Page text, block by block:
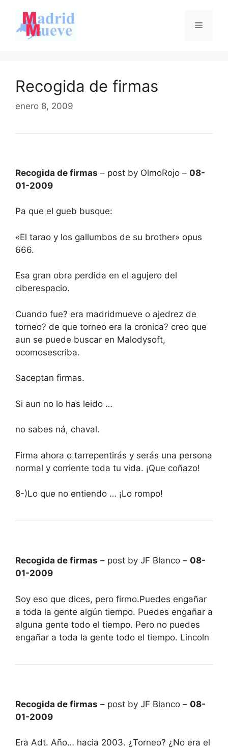
contenido
Menú
Recogida de firmas
enero 8, 2009
Recogida de firmas – post by OlmoRojo – 08-
01-2009
Pa que el gueb busque:
«El tarao y los gallumbos de su brother» opus
666.
Esa gran obra perdida en el agujero del
ciberespacio.
Cuando fue? era madridmueve o ajedrez de
torneo? de que torneo era la cronica? creo que
aun se puede buscar en Malodysoft,
ocomosescriba.
Saceptan firmas.
Si aun no lo has leido …
no sabes ná, chaval.
Firma ahora o tarrepentirás y serás una persona
normal y corriente toda tu vida. ¡Que coñazo!
8-)Lo que no entiendo … ¡Lo rompo!
Recogida de firmas – post by JF Blanco – 08-
01-2009
Soy eso que dices, pero firmo.Puedes engañar
a toda la gente algún tiempo. Puedes engañar a
alguna gente todo el tiempo. Pero no puedes
engañar a toda la gente todo el tiempo. Lincoln
Recogida de firmas – post by JF Blanco – 08-
01-2009
Era Adt. Año… hacia 2003. ¿Torneo? ¿No era el